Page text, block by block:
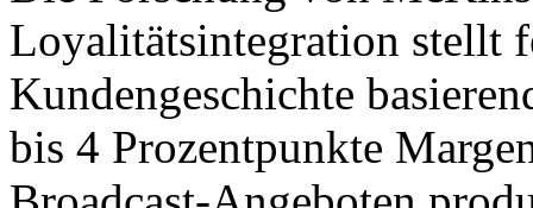
Loyalitätsintegration stellt
Kundengeschichte
bis 4 Prozentpunkte